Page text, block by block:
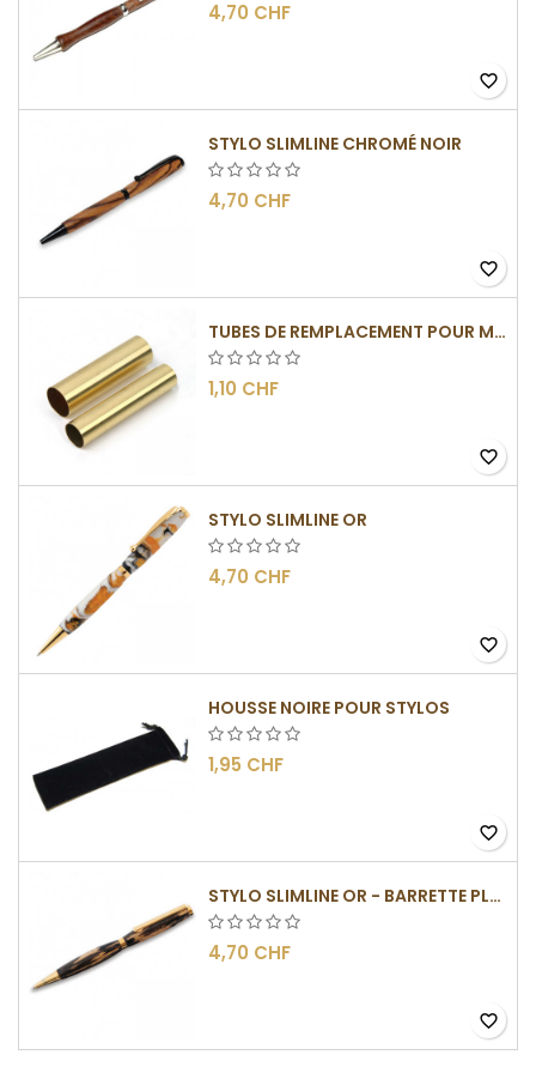
4,70 CHF
favorite_border
STYLO SLIMLINE CHROMÉ NOIR
4,70 CHF
favorite_border
TUBES DE REMPLACEMENT POUR MÉCANISMES SLIMLINE
1,10 CHF
favorite_border
STYLO SLIMLINE OR
4,70 CHF
favorite_border
HOUSSE NOIRE POUR STYLOS
1,95 CHF
favorite_border
STYLO SLIMLINE OR - BARRETTE PLATE
4,70 CHF
favorite_border